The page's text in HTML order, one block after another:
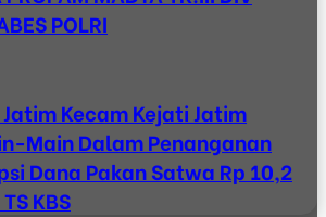
POLRI
Jatim Kecam Kejati Jatim
Main Dalam Penanganan
Dana Pakan Satwa Rp 10,2
KBS